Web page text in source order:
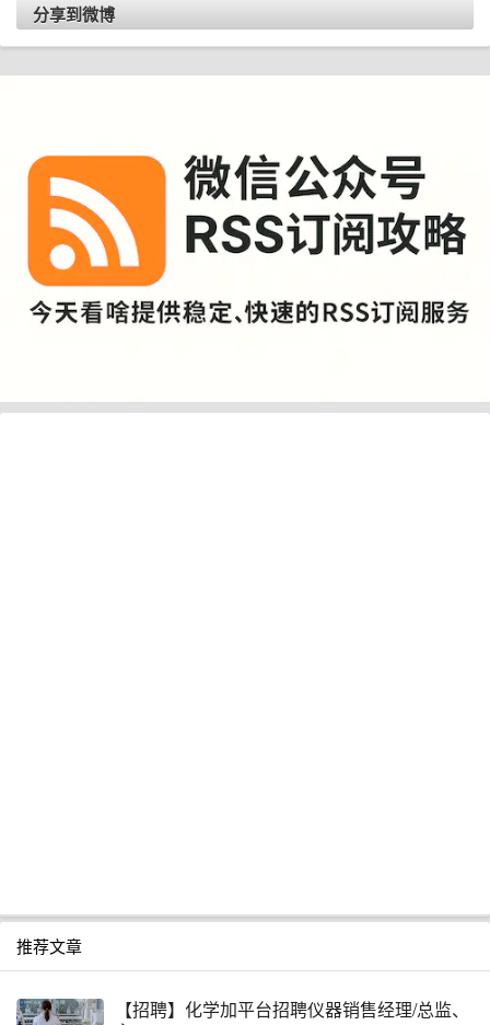
分享到微博
推荐文章
【招聘】化学加平台招聘仪器销售经理/总监、